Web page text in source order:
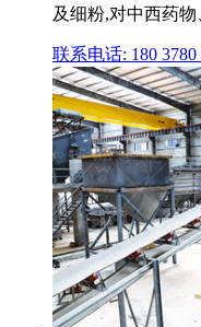
及细粉,对中西药
联系电话: 180 3780